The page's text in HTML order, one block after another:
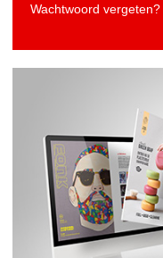
Wachtwoord vergeten?